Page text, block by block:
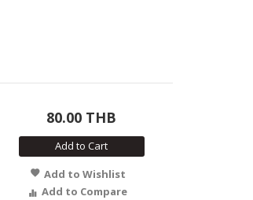
80.00 THB
Add to Cart
Add to Wishlist
Add to Compare